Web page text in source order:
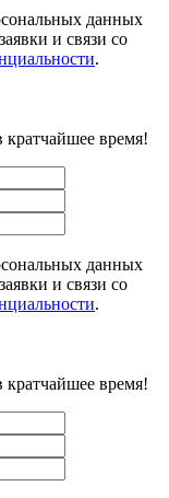
данных
и связи со
.
кратчайшее время!
данных
и связи со
.
кратчайшее время!